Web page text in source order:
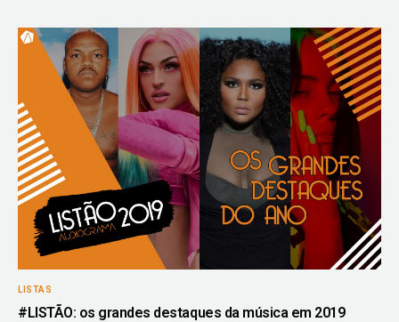
LISTAS
#LISTÃO: os grandes destaques da música em 2019